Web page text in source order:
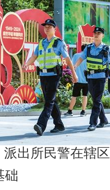
所民警在辖区